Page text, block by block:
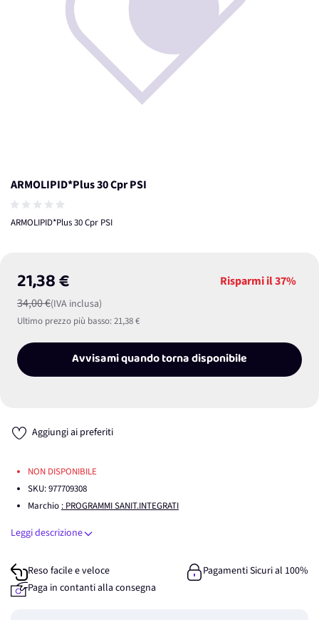
ARMOLIPID*Plus 30 Cpr PSI
ARMOLIPID*Plus 30 Cpr PSI
21,38 €
34,00 €(IVA inclusa)
Risparmi il37%
Ultimo prezzo più basso:21,38 €
Avvisami quando torna disponibile
Aggiungi ai preferiti
NON DISPONIBILE
SKU:977709308
Marchio : PROGRAMMI SANIT.INTEGRATI
Leggi descrizione
Reso facile e veloce
Pagamenti Sicuri al 100%
Paga in contanti alla consegna